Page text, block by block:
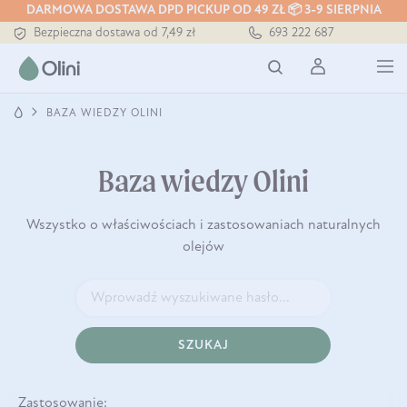
DARMOWA DOSTAWA DPD PICKUP OD 49 ZŁ 📦 3-9 SIERPNIA
Bezpieczna dostawa od 7,49 zł
Darmowa dostawa od 199 zł
Tłoczony zawsze na zimno
693 222 687
BAZA WIEDZY OLINI
Baza wiedzy Olini
Wszystko o właściwościach i zastosowaniach naturalnych
olejów
SZUKAJ
Zastosowanie: